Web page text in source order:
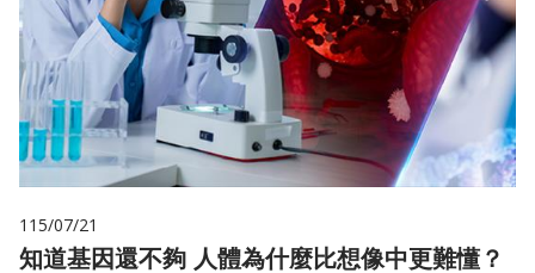
115/07/21
知道基因還不夠 人體為什麼比想像中更難懂？